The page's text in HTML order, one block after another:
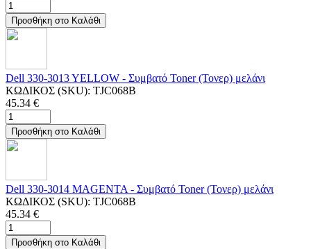
Προσθήκη στο Καλάθι
Dell 330-3013 YELLOW - Συμβατό Toner (Τονερ) μελάνι
ΚΩΔΙΚΟΣ (SKU): TJC068B
45.34 €
Προσθήκη στο Καλάθι
Dell 330-3014 MAGENTA - Συμβατό Toner (Τονερ) μελάνι
ΚΩΔΙΚΟΣ (SKU): TJC068B
45.34 €
Προσθήκη στο Καλάθι